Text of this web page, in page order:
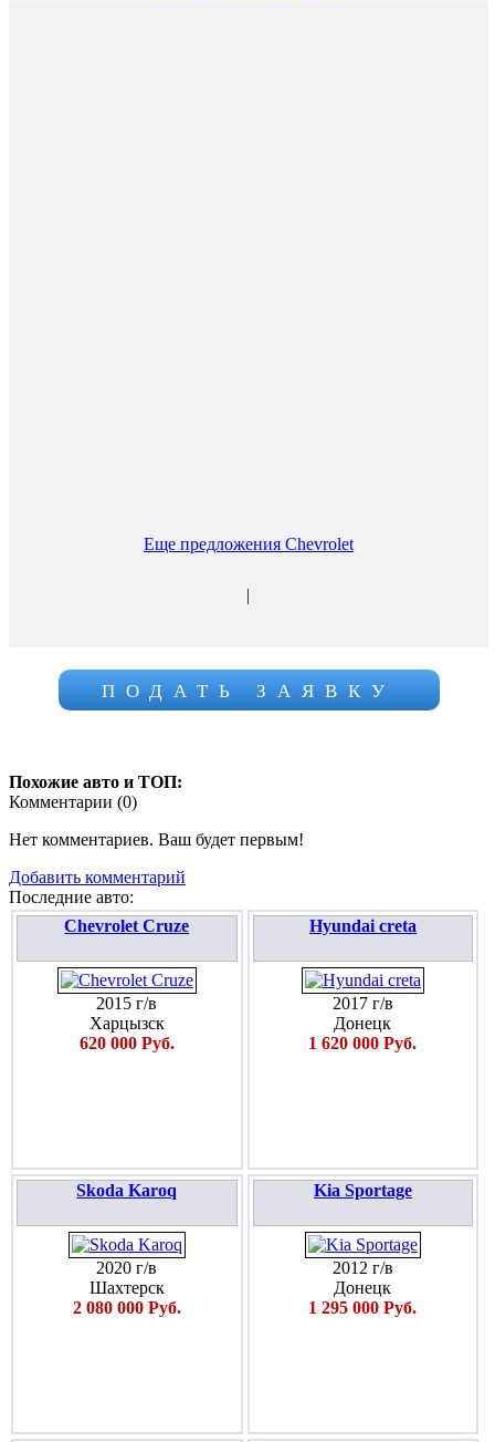
Еще предложения Chevrolet
|
ПОДАТЬ ЗАЯВКУ
Похожие авто и ТОП:
Комментарии (0)
Нет комментариев. Ваш будет первым!
Добавить комментарий
Последние авто:
Chevrolet Cruze
2015 г/в
Харцызск
620 000 Руб.
Hyundai creta
2017 г/в
Донецк
1 620 000 Руб.
Skoda Karoq
2020 г/в
Шахтерск
2 080 000 Руб.
Kia Sportage
2012 г/в
Донецк
1 295 000 Руб.